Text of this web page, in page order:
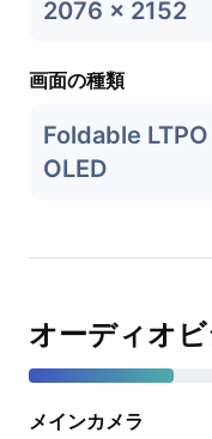
2076 x 2152
画面の種類
Foldable LTPO
OLED
オーディオ
メインカメラ